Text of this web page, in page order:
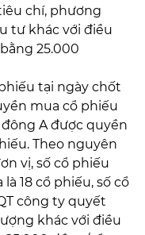
chí, phương
tư khác với điều
25.000
tại ngày chốt
mua cổ phiếu
đông A được quyền
Theo nguyên
vị, số cổ phiếu
18 cổ phiếu, số cổ
công ty quyết
khác với điều